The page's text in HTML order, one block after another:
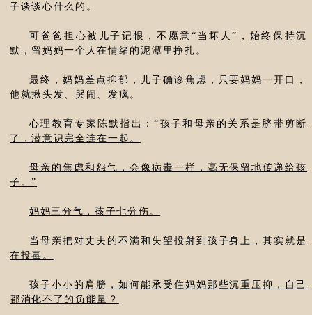
子谈谈心什么的。
可爸爸担心被儿子记恨，不愿意“当坏人”，始终保持沉
默，留妈妈一个人在情绪的泥潭里挣扎。
最终，妈妈差点抑郁，儿子确诊焦虑，只要妈妈一开口，
他就揪头发、哭闹、发疯。
心理教育专家陈默指出：“孩子和母亲的关系是脐带剪断
了，潜意识完全连在一起。
母亲的焦虑和怨气，会像病毒一样，毫无保留地传递给孩
子。”
妈妈三分气，孩子七分伤。
当母亲把对丈夫的不满和失望投射到孩子身上，其实就是
在投毒。
孩子小小的肩膀，如何能承受住妈妈那些沉重压抑，自己
都消化不了的负能量？